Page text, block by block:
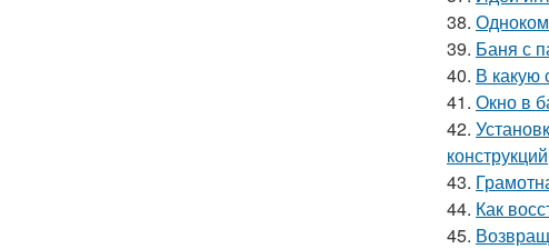
38.
39. Баня с
40. В какую
41. Окно в
42.
конструкций
43.
44. Как
45.